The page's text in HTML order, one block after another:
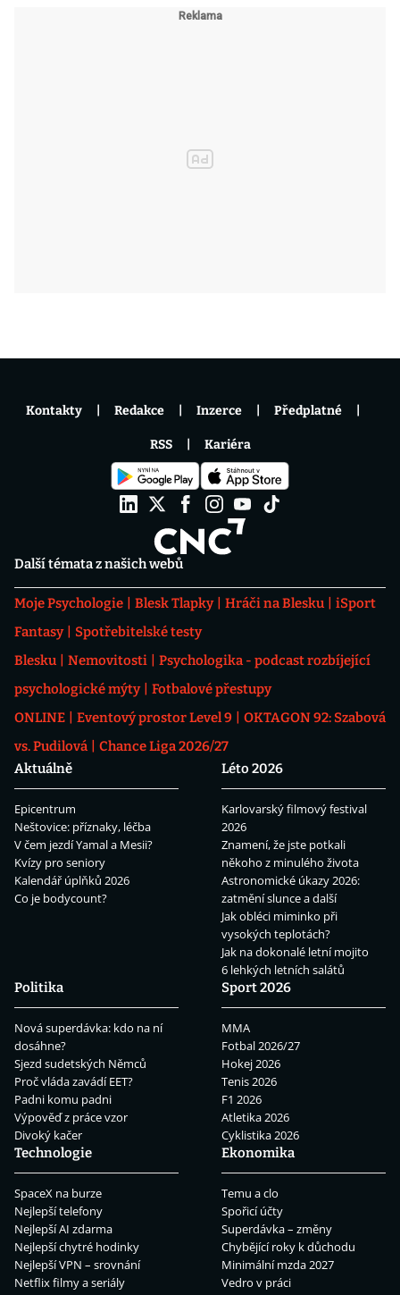
Další témata z našich webů
Moje Psychologie Blesk Tlapky Hráči na Blesku
iSport
Fantasy
Spotřebitelské testy
Blesku
Nemovitosti
Psychologika - podcast rozbíjející
psychologické mýty
Fotbalové přestupy
ONLINE
Eventový prostor Level 9
OKTAGON 92: Szabová
vs. Pudilová
Chance Liga 2026/27
Aktuálně
Epicentrum
Neštovice: příznaky, léčba
V čem jezdí Yamal a Mesii?
Kvízy pro seniory
Kalendář úplňků 2026
Co je bodycount?
Léto 2026
Karlovarský filmový festival
2026
Znamení, že jste potkali
někoho z minulého života
Astronomické úkazy 2026:
zatmění slunce a další
Jak obléci miminko při
vysokých teplotách?
Jak na dokonalé letní mojito
6 lehkých letních salátů
Politika
Nová superdávka: kdo na ní
dosáhne?
Sjezd sudetských Němců
Proč vláda zavádí EET?
Padni komu padni
Výpověď z práce vzor
Divoký kačer
Sport 2026
MMA
Fotbal 2026/27
Hokej 2026
Tenis 2026
F1 2026
Atletika 2026
Cyklistika 2026
Technologie
SpaceX na burze
Nejlepší telefony
Nejlepší AI zdarma
Nejlepší chytré hodinky
Nejlepší VPN – srovnání
Netflix filmy a seriály
Ekonomika
Temu a clo
Spořicí účty
Superdávka – změny
Chybějící roky k důchodu
Minimální mzda 2027
Vedro v práci
Kontakty Redakce Inzerce Předplatné
RSS Kariéra